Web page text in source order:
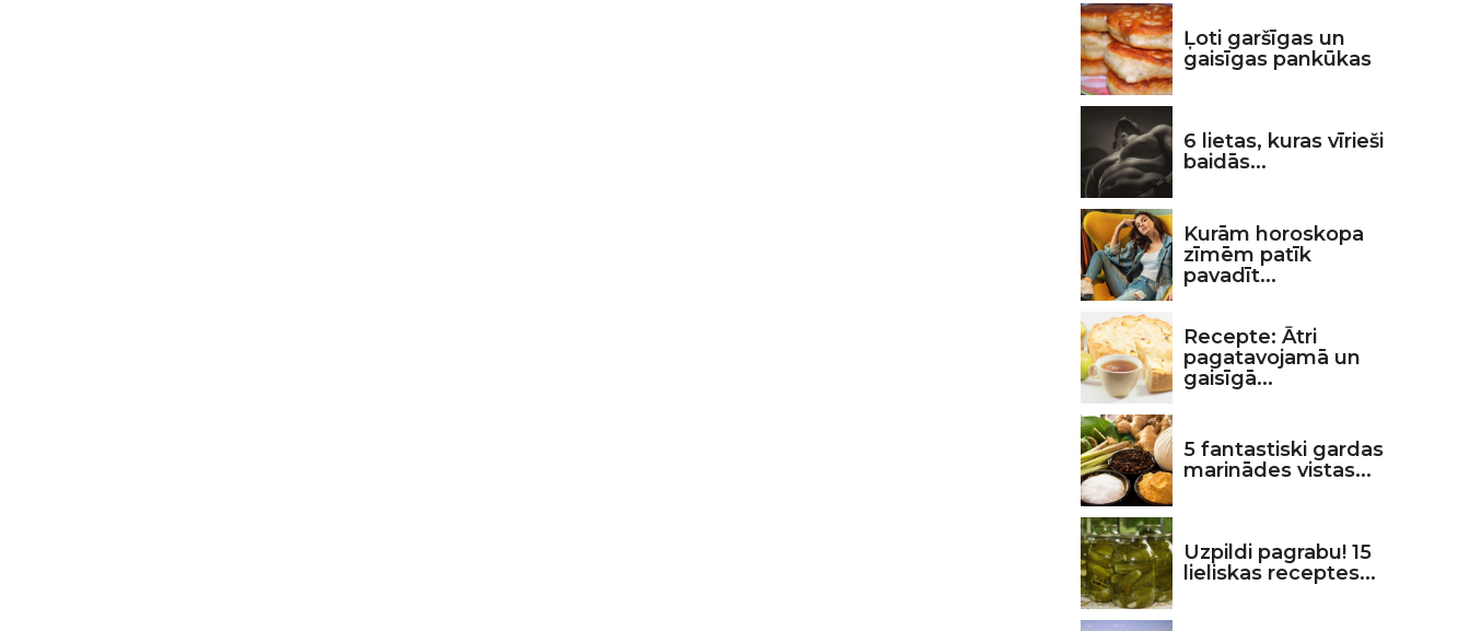
Ļoti garšīgas un
gaisīgas pankūkas
6 lietas, kuras vīrieši
baidās...
Kurām horoskopa
zīmēm patīk
pavadīt...
Recepte: Ātri
pagatavojamā un
gaisīgā...
5 fantastiski gardas
marinādes vistas...
Uzpildi pagrabu! 15
lieliskas receptes...